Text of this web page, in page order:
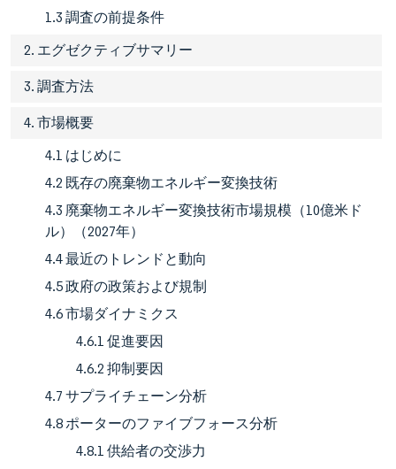
1.3 調査の前提条件
2. エグゼクティブサマリー
3. 調査方法
4. 市場概要
4.1 はじめに
4.2 既存の廃棄物エネルギー変換技術
4.3 廃棄物エネルギー変換技術市場規模（10億米ド
ル）（2027年）
4.4 最近のトレンドと動向
4.5 政府の政策および規制
4.6 市場ダイナミクス
4.6.1 促進要因
4.6.2 抑制要因
4.7 サプライチェーン分析
4.8 ポーターのファイブフォース分析
4.8.1 供給者の交渉力